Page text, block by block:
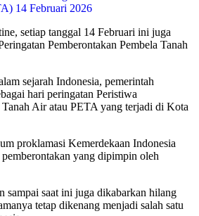
14 Februari 2026
setiap tanggal 14 Februari ini juga
Pemberontakan Pembela Tanah
sejarah Indonesia, pemerintah
hari peringatan Peristiwa
Tanah Air atau PETA yang terjadi di Kota
proklamasi Kemerdekaan Indonesia
yang dipimpin oleh
sampai saat ini juga dikabarkan hilang
tetap dikenang menjadi salah satu